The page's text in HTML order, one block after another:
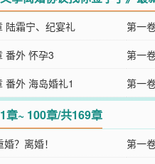
陆霜宁、纪宴礼 第一
番外 怀孕3
第一
番外 海岛婚礼1
第一
章~ 100章/共169章
？离婚！ 第一